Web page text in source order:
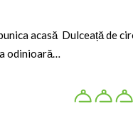
acasă Dulceață de
odinioară…